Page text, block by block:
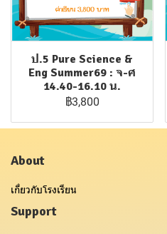
ป.5 Pure Science &
Eng Summer69 : จ-ศ
14.40-16.10 น.
฿3,800
About
เกี่ยวกับโรงเรียน
Support